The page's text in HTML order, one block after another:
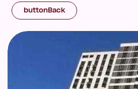
buttonBack